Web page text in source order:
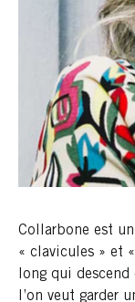
Collarbone est
« clavicules » et
long qui descend
l’on veut garder